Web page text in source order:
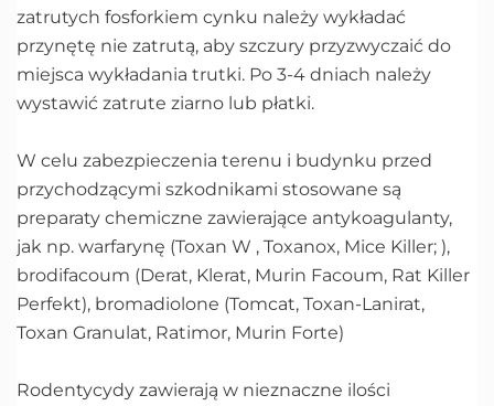
zatrutych fosforkiem cynku należy wykładać
przynętę nie zatrutą, aby szczury przyzwyczaić do
miejsca wykładania trutki. Po 3-4 dniach należy
wystawić zatrute ziarno lub płatki.
W celu zabezpieczenia terenu i budynku przed
przychodzącymi szkodnikami stosowane są
preparaty chemiczne zawierające antykoagulanty,
jak np. warfarynę (Toxan W , Toxanox, Mice Killer; ),
brodifacoum (Derat, Klerat, Murin Facoum, Rat Killer
Perfekt), bromadiolone (Tomcat, Toxan-Lanirat,
Toxan Granulat, Ratimor, Murin Forte)
Rodentycydy zawierają w nieznaczne ilości